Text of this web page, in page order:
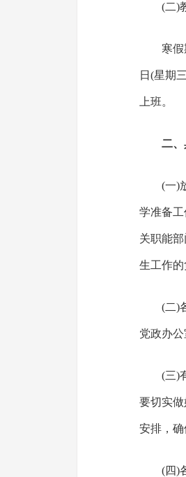
(二)
寒
日(星期
上班。
二
(一)
学准备
关职能
生工作
(二)
党政办公
(三)
要切实
安排，确
(四)